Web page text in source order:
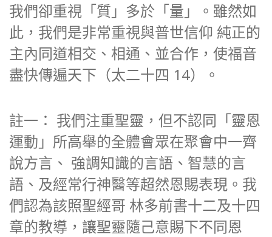
我們卻重視「質」多於「量」。雖然如
此，我們是非常重視與普世信仰 純正的
主內同道相交、相通、並合作，使福音
盡快傳遍天下（太二十四 14）。
註一： 我們注重聖靈，但不認同「靈恩
運動」所高舉的全體會眾在聚會中一齊
說方言、 強調知識的言語、智慧的言
語、及經常行神醫等超然恩賜表現。我
們認為該照聖經哥 林多前書十二及十四
章的教導，讓聖靈隨己意賜下不同恩